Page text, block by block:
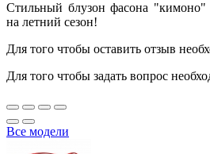
Стильный блузон фасона
на летний сезон!
Для того чтобы оставить отзыв
Для того чтобы задать вопрос
Все модели